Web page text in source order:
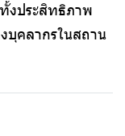
งประสิทธิภาพ
บุคลากรในสถาน